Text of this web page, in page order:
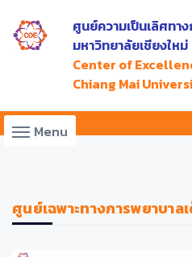
ศูนย์ความเป็นเลิศทา
มหาวิทยาลัยเชียงใหม่
Center of
Chiang Mai
Menu
ศูนย์เฉพาะทางการพยาบาล